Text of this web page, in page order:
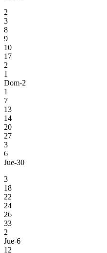
2
3
8
9
10
17
2
1
Dom-2
1
7
13
14
20
27
3
6
Jue-30
3
18
22
24
26
33
2
Jue-6
12